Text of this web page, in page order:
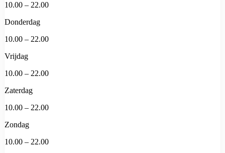
10.00 – 22.00
Donderdag
10.00 – 22.00
Vrijdag
10.00 – 22.00
Zaterdag
10.00 – 22.00
Zondag
10.00 – 22.00